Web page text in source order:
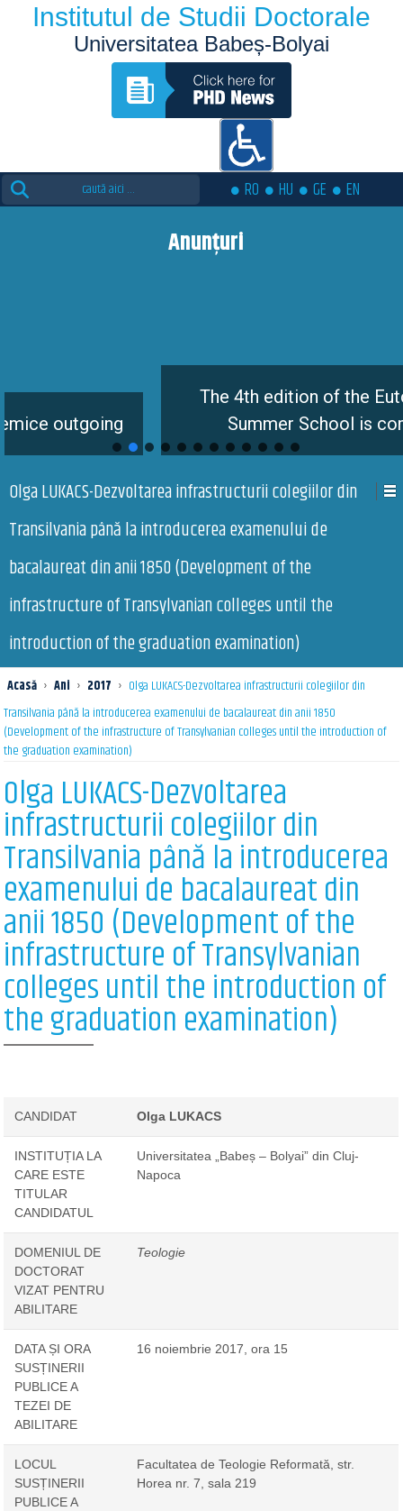
Institutul de Studii Doctorale
Universitatea Babeș-Bolyai
Search
for:
RO HU GE EN
Anunțuri
The 4th edition of the Eutopia
Summer School is coming soon
Olga LUKACS-Dezvoltarea infrastructurii colegiilor din
Transilvania până la introducerea examenului de
bacalaureat din anii 1850 (Development of the
infrastructure of Transylvanian colleges until the
introduction of the graduation examination)
Acasă › Ani › 2017 › Olga LUKACS-Dezvoltarea infrastructurii colegiilor din
Transilvania până la introducerea examenului de bacalaureat din anii 1850
(Development of the infrastructure of Transylvanian colleges until the introduction of
the graduation examination)
Olga LUKACS-Dezvoltarea
infrastructurii colegiilor din
Transilvania până la introducerea
examenului de bacalaureat din
anii 1850 (Development of the
infrastructure of Transylvanian
colleges until the introduction of
the graduation examination)
CANDIDAT Olga LUKACS
INSTITUȚIA LA
CARE ESTE
TITULAR
CANDIDATUL
Universitatea „Babeș – Bolyai” din Cluj-
Napoca
DOMENIUL DE
DOCTORAT
VIZAT PENTRU
ABILITARE
Teologie
DATA ȘI ORA
SUSȚINERII
PUBLICE A
TEZEI DE
ABILITARE
16 noiembrie 2017, ora 15
LOCUL
SUSȚINERII
PUBLICE A
Facultatea de Teologie Reformată, str.
Horea nr. 7, sala 219